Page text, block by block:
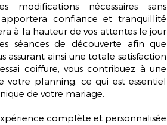
modifications nécessaires sans
apportera confiance et tranquillité
à la hauteur de vos attentes le jour
séances de découverte afin que
assurant ainsi une totale satisfaction
coiffure, vous contribuez à une
votre planning, ce qui est essentiel
de votre mariage.
complète et personnalisée